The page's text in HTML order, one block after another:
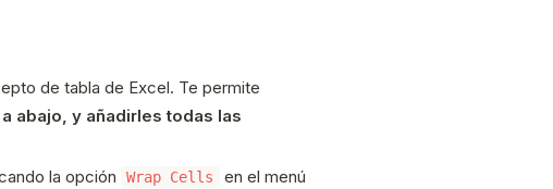
de tabla de Excel. Te permite
abajo, y añadirles todas las
la opción
Wrap Cells en el menú